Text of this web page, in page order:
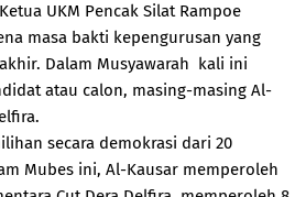
UKM Pencak Silat Rampoe
masa bakti kepengurusan yang
Dalam Musyawarah kali ini
atau calon, masing-masing Al-
secara demokrasi dari 20
Mubes ini, Al-Kausar memperoleh